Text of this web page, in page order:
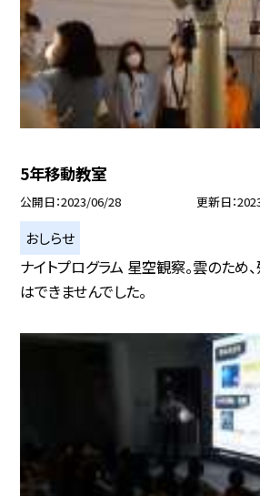
5年移動教室
公開日 2023/06/28 更新日
おしらせ
ナイトプログラム 星空観察。雲のため
はできませんでした。